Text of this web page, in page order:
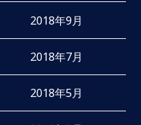
2018年9月
2018年7月
2018年5月